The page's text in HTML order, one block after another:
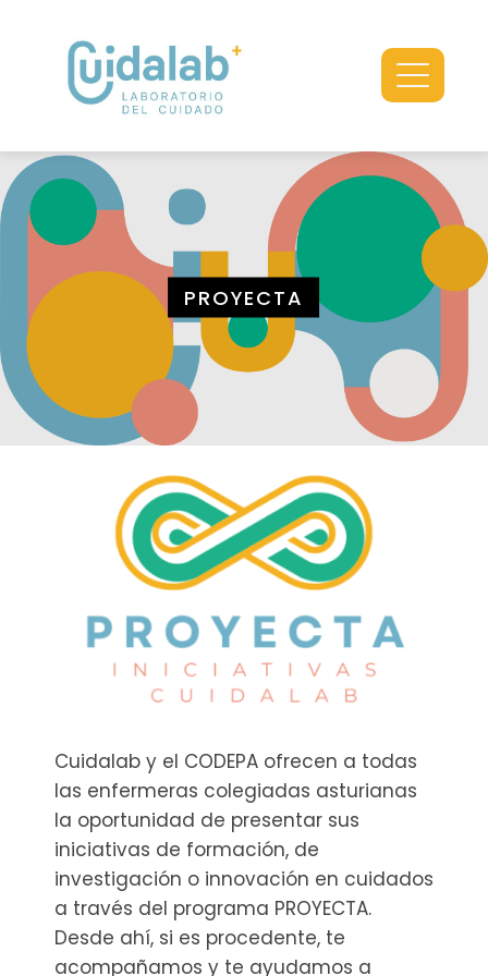
PROYECTA
Cuidalab y el CODEPA ofrecen a todas
las enfermeras colegiadas asturianas
la oportunidad de presentar sus
iniciativas de formación, de
investigación o innovación en cuidados
a través del programa PROYECTA.
Desde ahí, si es procedente, te
acompañamos y te ayudamos a